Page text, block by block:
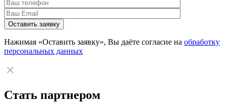
Нажимая «Оставить заявку», Вы даёте согласие на обработку
персональных данных
Стать партнером